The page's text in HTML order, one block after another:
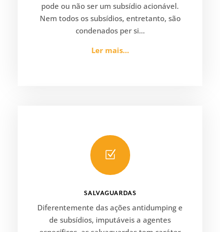
pode ou não ser um subsídio acionável.
Nem todos os subsídios, entretanto, são
condenados per si…
Ler mais…
Z
SALVAGUARDAS
Diferentemente das ações antidumping e
de subsídios, imputáveis a agentes